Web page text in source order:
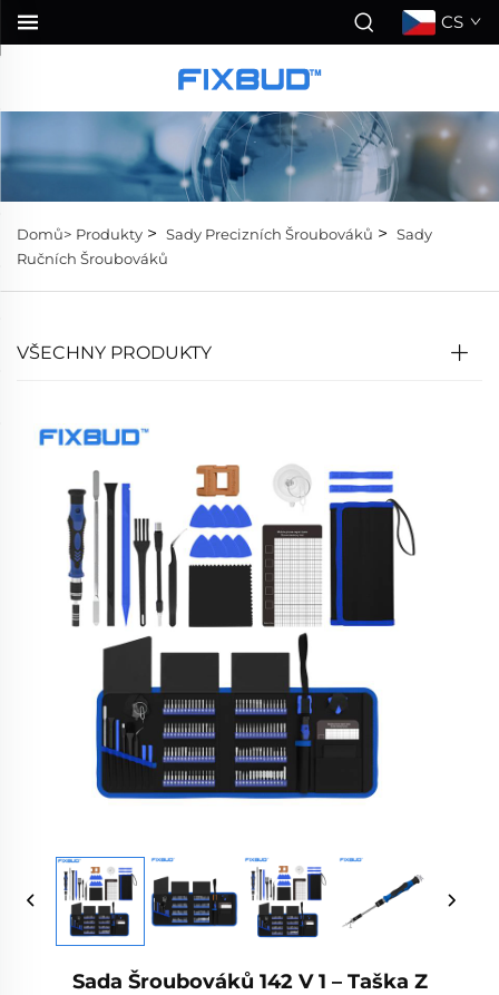
CS
Domů> Produkty > Sady Precizních Šroubováků > Sady
Ručních Šroubováků
VŠECHNY PRODUKTY
Sada Šroubováků 142 V 1 – Taška Z